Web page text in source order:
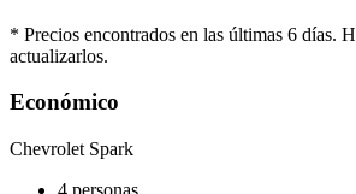
* Precios encontrados en las últimas 6 días.
actualizarlos.
Económico
Chevrolet Spark